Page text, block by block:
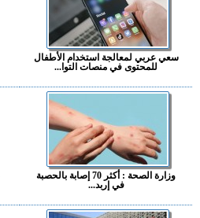
سعي عربي لمعالجة استخدام الأطفال
للمحتوى في منصات التوا...
وزارة الصحة : أكثر 70 إصابة بالحصبة
في إربد...